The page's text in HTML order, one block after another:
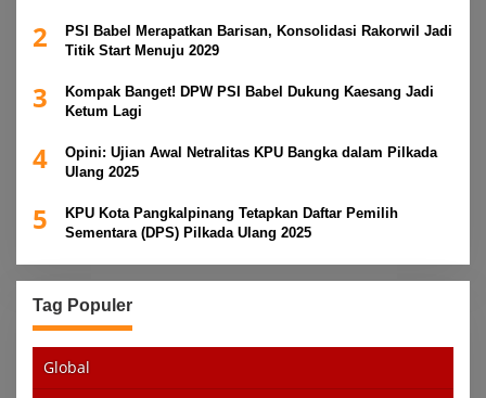
2
PSI Babel Merapatkan Barisan, Konsolidasi Rakorwil Jadi
Titik Start Menuju 2029
3
Kompak Banget! DPW PSI Babel Dukung Kaesang Jadi
Ketum Lagi
4
Opini: Ujian Awal Netralitas KPU Bangka dalam Pilkada
Ulang 2025
5
KPU Kota Pangkalpinang Tetapkan Daftar Pemilih
Sementara (DPS) Pilkada Ulang 2025
Tag Populer
Global